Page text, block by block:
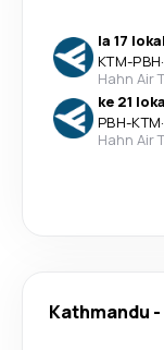
la 17
KTM-PBH·
Hahn Air
ke 21
PBH-KTM·
Hahn Air
Kathmandu -